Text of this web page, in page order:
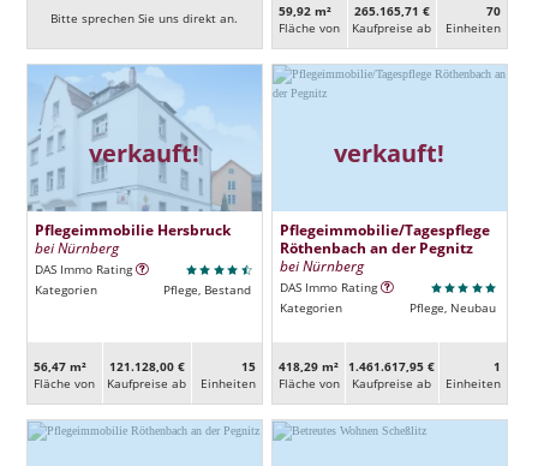
Bitte sprechen Sie uns direkt an.
59,92 m²
Fläche von
265.165,71 €
Kaufpreise ab
70
Ein­heiten
verkauft!
Pflegeimmobilie Hersbruck
bei Nürnberg
DAS Immo Rating
Kategorien
Pflege, Bestand
56,47 m²
Fläche von
121.128,00 €
Kaufpreise ab
15
Ein­heiten
verkauft!
Pflegeimmobilie/Tagespflege
Röthenbach an der Pegnitz
bei Nürnberg
DAS Immo Rating
Kategorien
Pflege, Neubau
418,29 m²
Fläche von
1.461.617,95 €
Kaufpreise ab
1
Ein­heiten